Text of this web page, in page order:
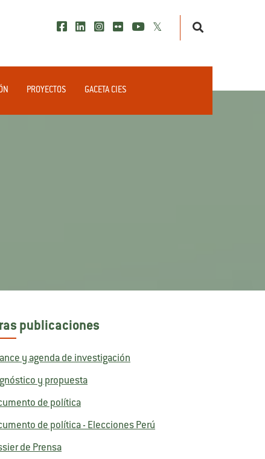
PROYECTOS GACETA CIES
publicaciones
y agenda de investigación
y propuesta
de política
de política - Elecciones Perú
de Prensa